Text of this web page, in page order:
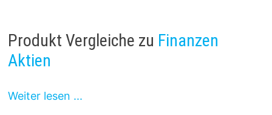
Produkt Vergleiche zu Finanzen
Aktien
Weiter lesen ...